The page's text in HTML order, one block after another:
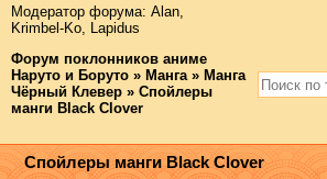
Модератор форума: Аlаn,
Krimbel-Ko, Lapidus
Форум поклонников аниме
Наруто и Боруто » Манга » Манга
Чёрный Клевер » Спойлеры
манги Black Clover
Спойлеры манги Black Clover